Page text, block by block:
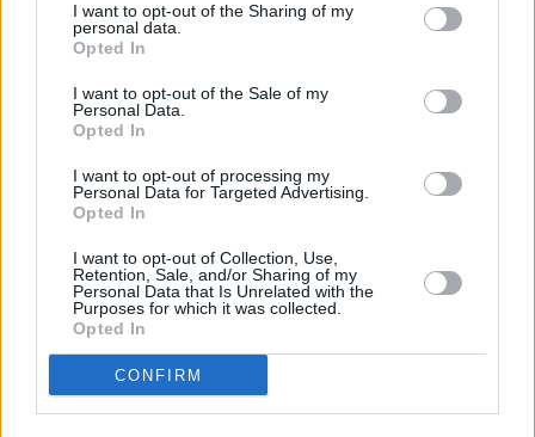
I want to opt-out of the Sharing of my
personal data.
Opted In
I want to opt-out of the Sale of my
Personal Data.
Opted In
I want to opt-out of processing my
Personal Data for Targeted Advertising.
Opted In
I want to opt-out of Collection, Use,
Retention, Sale, and/or Sharing of my
Personal Data that Is Unrelated with the
Purposes for which it was collected.
Opted In
CONFIRM
Kultklassiker des Katastrophenfilms: Reporterin Maggie
Concorde nach Paris. Im Gepäck: Dokumente, die einen
belasten. Dieser will das Flugzeug...
Asterix bei den Olympischen Spielen
die Gallier auf Rekordjagd und wollen die Olympischen
gewinnen. Doch der Zaubertrank steht auf der...
Olympischen Spielen
Spielfilm